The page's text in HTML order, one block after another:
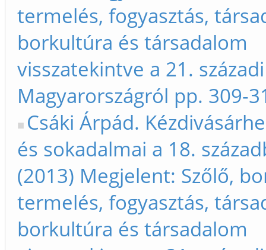
termelés, fogyasztás,
borkultúra és társadalom
visszatekintve a 21. századi
Magyarországról pp. 309-
Csáki Árpád.
és sokadalmai a 18.
(2013) Megjelent: Szőlő,
termelés, fogyasztás,
borkultúra és társadalom